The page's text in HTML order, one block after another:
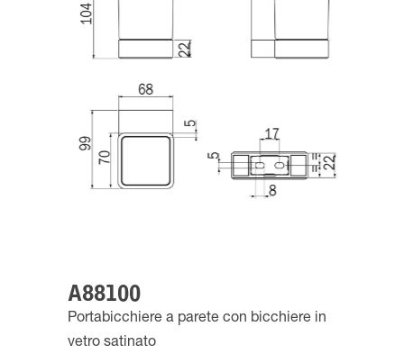
A88100
Portabicchiere a parete con bicchiere in
vetro satinato